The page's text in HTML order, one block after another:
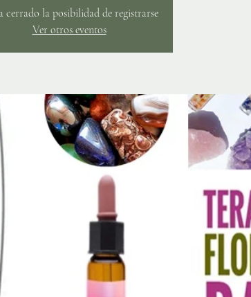
cerrado la posibilidad de registrarse
Ver otros eventos